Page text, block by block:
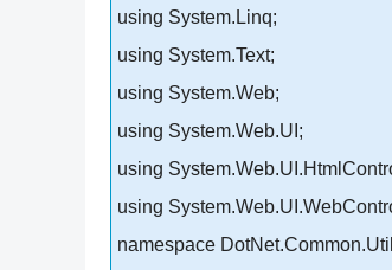
using System.Linq;
using System.Text;
using System.Web;
using System.Web.UI;
using
using
namespace DotNet.Common.Util